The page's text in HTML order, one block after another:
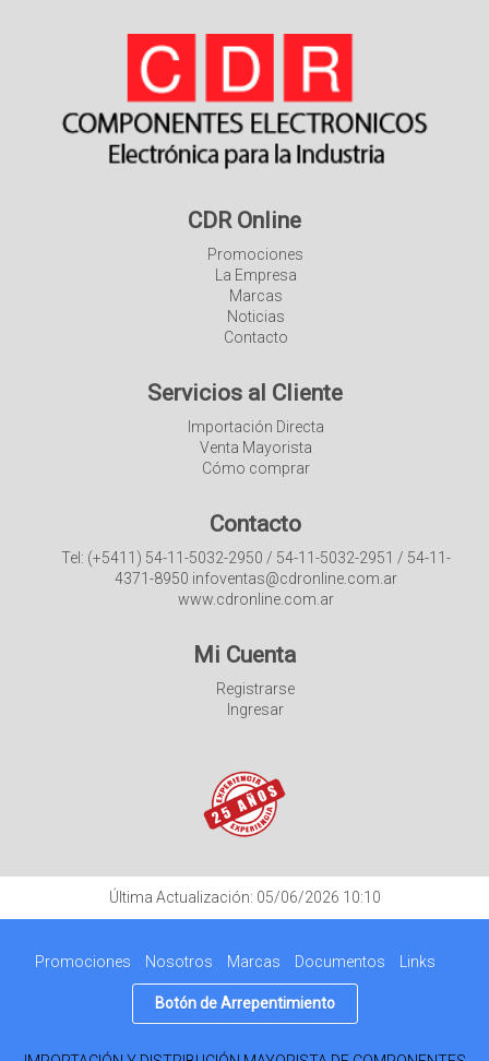
CDR Online
Promociones
La Empresa
Marcas
Noticias
Contacto
Servicios al Cliente
Importación Directa
Venta Mayorista
Cómo comprar
Contacto
Tel: (+5411) 54-11-5032-2950 / 54-11-5032-2951 / 54-11-
4371-8950 infoventas@cdronline.com.ar
www.cdronline.com.ar
Mi Cuenta
Registrarse
Ingresar
Última Actualización: 05/06/2026 10:10
Promociones Nosotros Marcas Documentos Links
Botón de Arrepentimiento